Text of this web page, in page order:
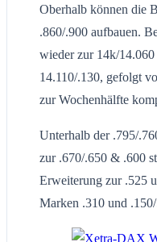
Oberhalb können die
.860/.900 aufbauen.
wieder zur 14k/
14.110/.130, gefolgt
zur Wochenhälfte
Unterhalb der .795/
zur .670/.650 & .600
Erweiterung zur .525
Marken .310 und